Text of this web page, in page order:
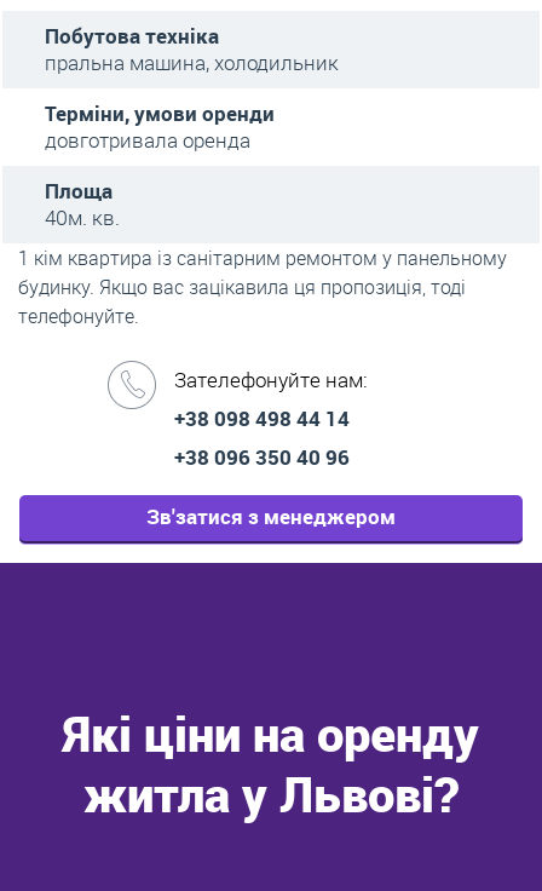
Побутова техніка
пральна машина, холодильник
Терміни, умови оренди
довготривала оренда
Площа
40м. кв.
1 кім квартира із санітарним ремонтом у панельному
будинку. Якщо вас зацікавила ця пропозиція, тоді
телефонуйте.
Зателефонуйте нам:
+38 098 498 44 14
+38 096 350 40 96
Зв'затися з менеджером
Які ціни на оренду
житла у Львові?